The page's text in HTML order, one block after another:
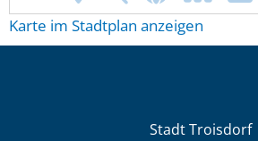
Karte im Stadtplan anzeigen
Stadt Troisdorf